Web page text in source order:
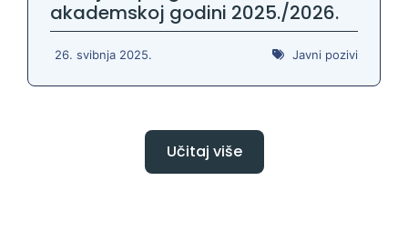
akademskoj godini 2025./2026.
26. svibnja 2025. Javni pozivi
Učitaj više